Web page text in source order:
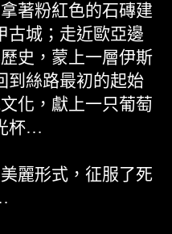
著粉紅色的石磚建
古城；走近歐亞邊
史，蒙上一層伊斯
到絲路最初的起始
化，獻上一只葡萄
杯…
麗形式，征服了死